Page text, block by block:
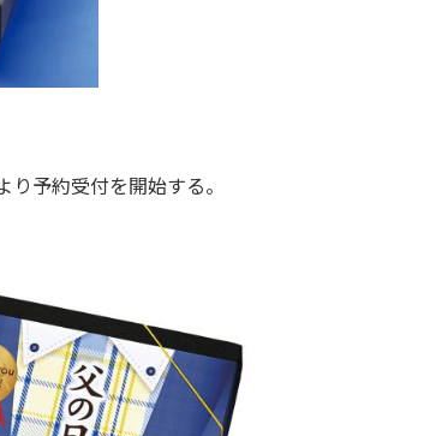
予約受付を開始する。